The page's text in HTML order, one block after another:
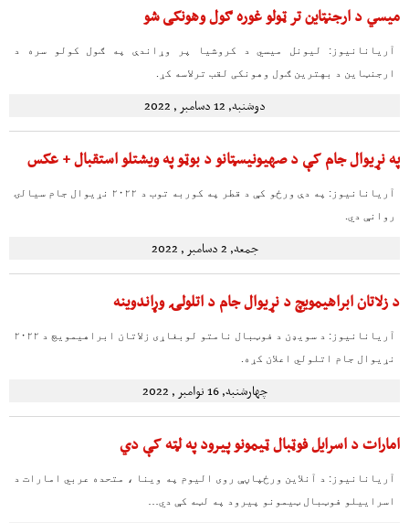
میسي د ارجنټاین تر ټولو غوره ګول وهونکی شو
آریانانیوز: لیونل میسي د کروشیا پر وړاندې په ګول کولو سره د
ارجنټاین د بهترین ګول وهونکی لقب ترلاسه کړ.
دوشنبه, 12 دسامبر , 2022
په نړیوال جام کې د صهیونیسټانو د بوټو په ویشتلو استقبال + عکس
آریانانیوز: په دې ورځو کې د قطر په کوربه توب د ۲۰۲۲ نړیوال جام سیالۍ
روانې دي.
جمعه, 2 دسامبر , 2022
د زلاتان ابراهیمویچ د نړیوال جام د اتلولۍ وړاندوینه
آریانانیوز: د سویډن د فوټبال نامتو لوبغاړی زلاتان ابراهیمویچ د ۲۰۲۲
نړیوال جام اتلولي اعلان کړه.
چهارشنبه, 16 نوامبر , 2022
امارات د اسرایل فوټبال ټیمونو پیرود په لټه کې دي
آریانانیوز: د آنلاین ورځپاڼې روی الیوم په وینا ، متحده عربي امارات د
اسراییلو فوټبال ټیمونو پیرود په لټه کې دي…